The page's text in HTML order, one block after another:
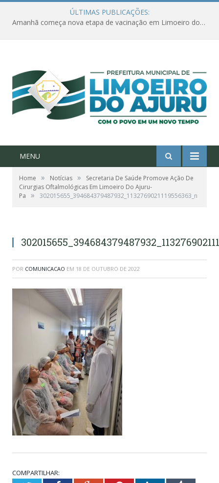
ÚLTIMAS PUBLICAÇÕES:
Amanhã começa nova etapa de vacinação em Limoeiro do Ajuru para idosos com 65 ou mais
MENU
Home » Notícias »
Secretaria De Saúde Promove Ação De
Cirurgias Oftalmológicas Em Limoeiro Do Ajuru-
Pa
» 302015655_394684379487932_1132769021119556363_n
POR COMUNICACAO EM 18 DE OUTUBRO DE 2022
COMPARTILHAR: